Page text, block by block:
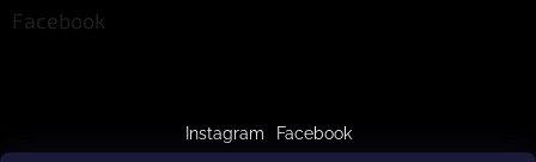
Facebook
Instagram Facebook